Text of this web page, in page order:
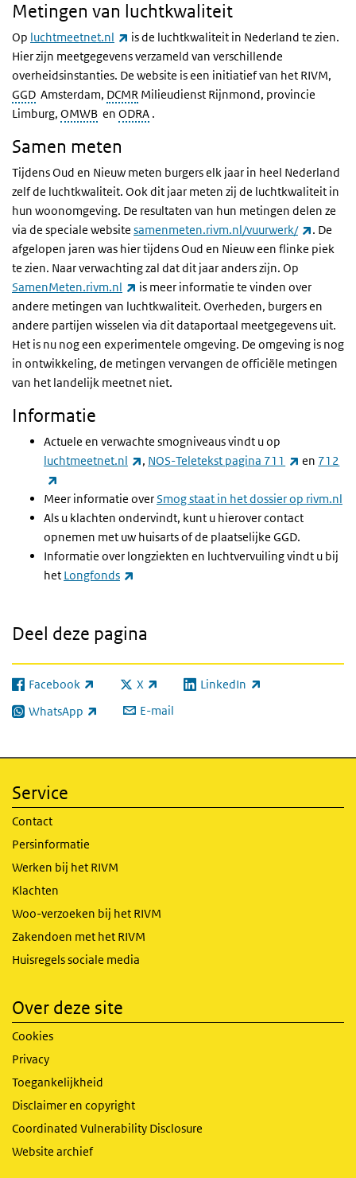
Metingen van luchtkwaliteit
Op luchtmeetnet.nl (externe link)
is de luchtkwaliteit in Nederland te zien.
Hier zijn meetgegevens verzameld van verschillende
overheidsinstanties. De website is een initiatief van het RIVM,
GGD Amsterdam, DCMR Milieudienst Rijnmond, provincie
Limburg, OMWB en ODRA .
Samen meten
Tijdens Oud en Nieuw meten burgers elk jaar in heel Nederland
zelf de luchtkwaliteit. Ook dit jaar meten zij de luchtkwaliteit in
hun woonomgeving. De resultaten van hun metingen delen ze
via de speciale website samenmeten.rivm.nl/vuurwerk/ . De
afgelopen jaren was hier tijdens Oud en Nieuw een flinke piek
te zien. Naar verwachting zal dat dit jaar anders zijn. Op
SamenMeten.rivm.nl
(externe link)
is meer informatie te vinden over
andere metingen van luchtkwaliteit. Overheden, burgers en
andere partijen wisselen via dit dataportaal meetgegevens uit.
Het is nu nog een experimentele omgeving. De omgeving is nog
in ontwikkeling, de metingen vervangen de officiële metingen
van het landelijk meetnet niet.
Informatie
Actuele en verwachte smogniveaus vindt u op
luchtmeetnet.nl
(externe link)
, NOS-Teletekst pagina 711 (externe
en 712
Meer informatie overSmog staat in het dossier op rivm.nl
Als u klachten ondervindt, kunt u hierover contact
opnemen met uw huisarts of de plaatselijke GGD.
Informatie over longziekten en luchtvervuiling vindt u bij
het Longfonds
Deel deze pagina
Facebook
(externe link) X
(externe link) LinkedIn
(externe link)
WhatsApp
(externe link) E-mail
Service
Contact
Persinformatie
Werken bij het RIVM
Klachten
Woo-verzoeken bij het RIVM
Zakendoen met het RIVM
Huisregels sociale media
Over deze site
Cookies
Privacy
Toegankelijkheid
Disclaimer en copyright
Coordinated Vulnerability Disclosure
Website archief